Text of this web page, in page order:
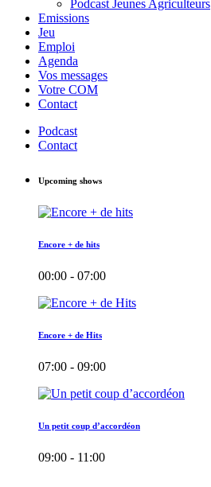
Podcast Jeunes Agriculteurs
Emissions
Jeu
Emploi
Agenda
Vos messages
Votre COM
Contact
Podcast
Contact
Upcoming shows
Encore + de hits
00:00 - 07:00
Encore + de Hits
07:00 - 09:00
Un petit coup d’accordéon
09:00 - 11:00